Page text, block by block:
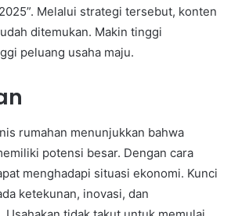
Melalui strategi tersebut, konten
ditemukan. Makin tinggi
peluang usaha maju.
rumahan menunjukkan bahwa
potensi besar. Dengan cara
menghadapi situasi ekonomi. Kunci
ketekunan, inovasi, dan